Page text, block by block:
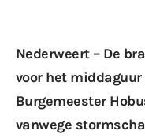
Nederweert – De
voor het
Burgemeester
vanwege